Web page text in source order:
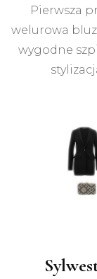
Pierwsza
welurowa
wygodne